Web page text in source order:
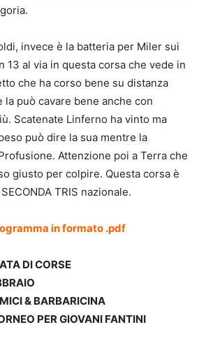
invece è la batteria per Miler sui
13 al via in questa corsa che vede in
che ha corso bene su distanza
la può cavare bene anche con
Scatenate Linferno ha vinto ma
può dire la sua mentre la
Attenzione poi a Terra che
giusto per colpire. Questa corsa è
TRIS nazionale.
in formato .pdf
DI CORSE
& BARBARICINA
PER GIOVANI FANTINI